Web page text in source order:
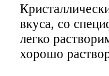
вкуса, со
легко
хорошо